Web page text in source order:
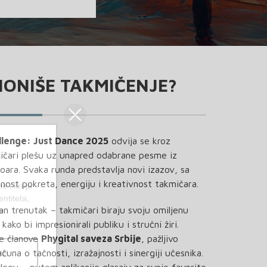
TAKMIČENJE?
Just Dance 2025 odvija se kroz
plešu uz unapred odabrane pesme iz
Svaka runda predstavlja novi izazov, sa
pokreta, energiju i kreativnost takmičara.
trenutak – takmičari biraju svoju omiljenu
bi impresionirali publiku i stručni žiri.
članove Phygital saveza Srbije , pažljivo
o tačnosti, izražajnosti i sinergiji učesnika.
i kroja